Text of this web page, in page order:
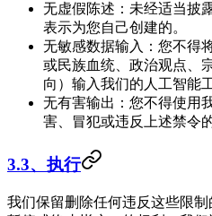
无虚假陈述：未经适当披
表示为您自己创建的。
无敏感数据输入：您不得
或民族血统、政治观点、
向）输入我们的人工智能
无有害输出：您不得使用
害、冒犯或违反上述禁令
3.3、执行
我们保留删除任何违反这些限